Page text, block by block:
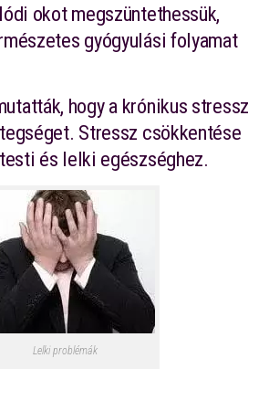
okot megszüntethessük,
gyógyulási folyamat
hogy a krónikus stressz
Stressz csökkentése
és lelki egészséghez.
Lelki problémák